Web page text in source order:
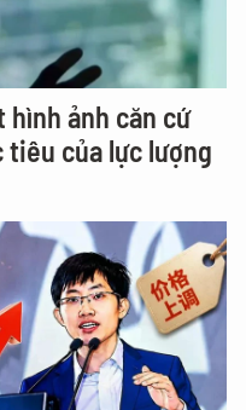
hình ảnh căn cứ
tiêu của lực lượng